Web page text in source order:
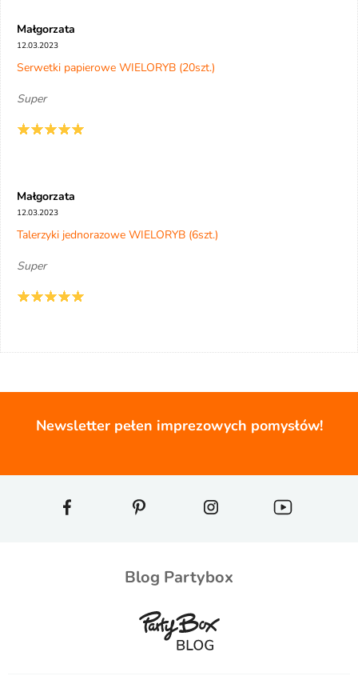
Małgorzata
12.03.2023
Serwetki papierowe WIELORYB (20szt.)
Super
Małgorzata
12.03.2023
Talerzyki jednorazowe WIELORYB (6szt.)
Super
Newsletter pełen imprezowych pomysłów!
Blog Partybox